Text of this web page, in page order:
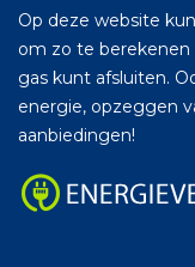
Op deze website
om zo te
gas kunt afsluiten.
energie, opzeggen
aanbiedingen!